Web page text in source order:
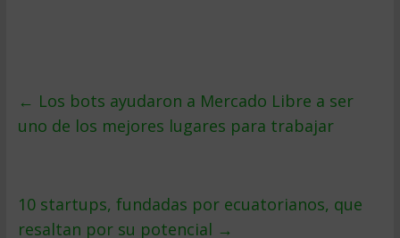
← Los bots ayudaron a Mercado Libre a ser
uno de los mejores lugares para trabajar
10 startups, fundadas por ecuatorianos, que
resaltan por su potencial →